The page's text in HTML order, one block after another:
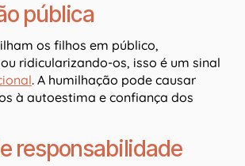
pública
os filhos em público,
ridicularizando-os, isso é um sinal
. A humilhação pode causar
à autoestima e confiança dos
responsabilidade